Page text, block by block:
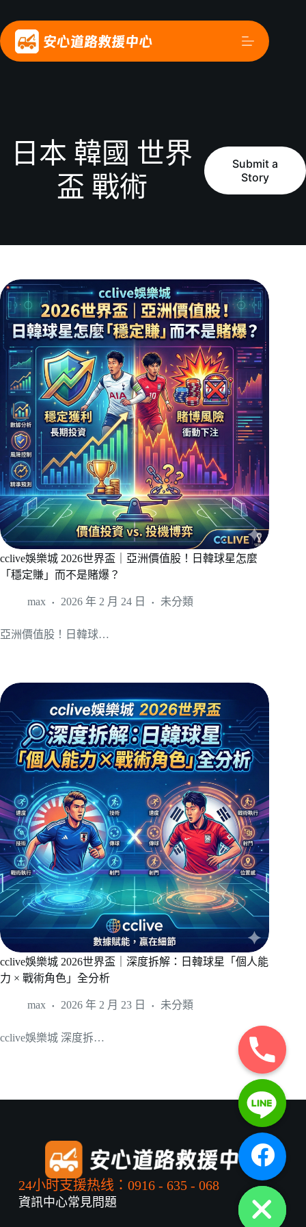
日本 韓國 世界
盃 戰術
Submit a
Story
cclive娛樂城 2026世界盃｜亞洲價值股！日韓球星怎麼
「穩定賺」而不是賭爆？
max 2026 年 2 月 24 日 未分類
亞洲價值股！日韓球…
cclive娛樂城 2026世界盃｜深度拆解：日韓球星「個人能
力 × 戰術角色」全分析
max 2026 年 2 月 23 日 未分類
cclive娛樂城 深度拆…
24小时支援热线：0916 - 635 - 068
資訊中心常見問題
H
i
d
e
c
h
a
t
y